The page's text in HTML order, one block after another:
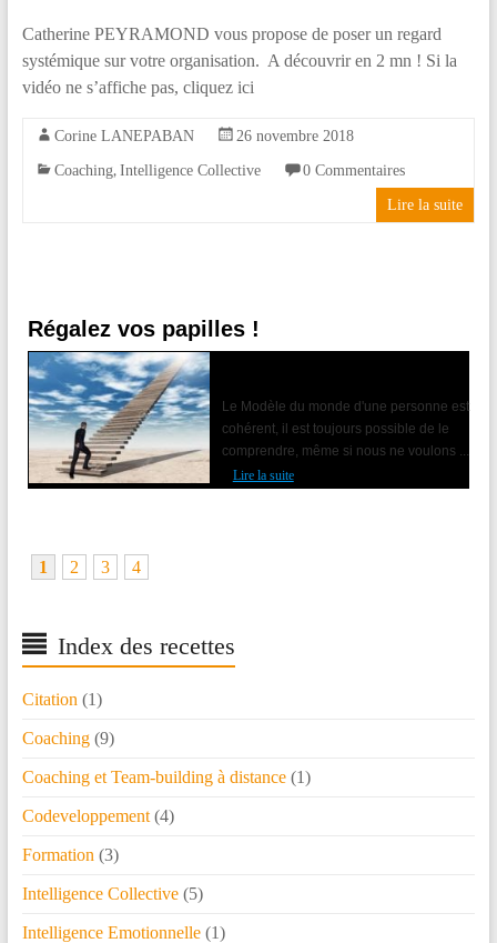
différence
!
Catherine PEYRAMOND vous propose de poser un regard
systémique sur votre organisation. A découvrir en 2 mn ! Si la
vidéo ne s’affiche pas, cliquez ici
Corine LANEPABAN 26 novembre 2018
Coaching, Intelligence Collective 0 Commentaires
Lire la suite
Régalez vos papilles !
Le Modèle du monde d'une personne est
cohérent, il est toujours possible de le
comprendre, même si nous ne voulons ...
Lire la suite
1 2 3 4
Index des recettes
Citation (1)
Coaching(9)
Coaching et Team-building à distance(1)
Codeveloppement(4)
Formation (3)
Intelligence Collective(5)
Intelligence Emotionnelle(1)